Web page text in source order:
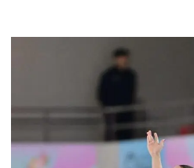
CESENA
2026